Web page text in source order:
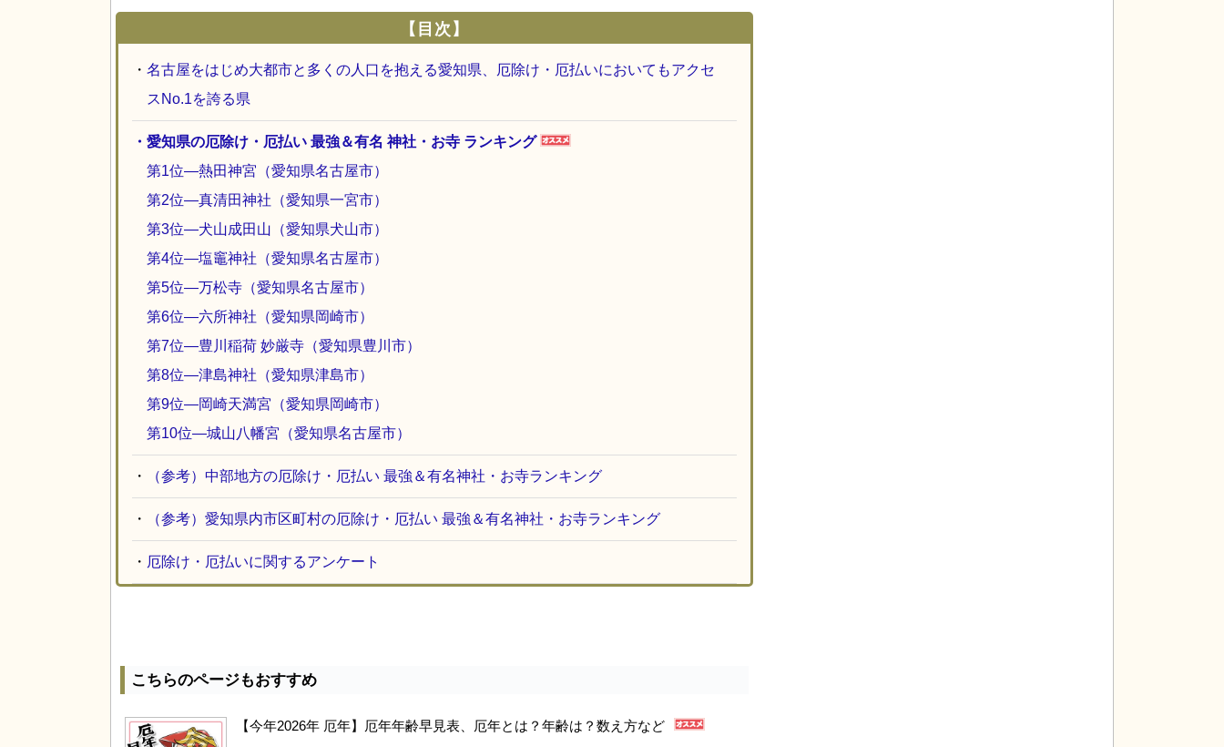
【目次】
・ 名古屋をはじめ大都市と多くの人口を抱える愛知県、厄除け・厄払いにおいてもアクセ
スNo.1を誇る県
・愛知県の厄除け・厄払い 最強＆有名 神社・お寺 ランキング
第1位―熱田神宮（愛知県名古屋市）
第2位―真清田神社（愛知県一宮市）
第3位―犬山成田山（愛知県犬山市）
第4位―塩竈神社（愛知県名古屋市）
第5位―万松寺（愛知県名古屋市）
第6位―六所神社（愛知県岡崎市）
第7位―豊川稲荷 妙厳寺（愛知県豊川市）
第8位―津島神社（愛知県津島市）
第9位―岡崎天満宮（愛知県岡崎市）
第10位―城山八幡宮（愛知県名古屋市）
・ （参考）中部地方の厄除け・厄払い 最強＆有名神社・お寺ランキング
・ （参考）愛知県内市区町村の厄除け・厄払い 最強＆有名神社・お寺ランキング
・ 厄除け・厄払いに関するアンケート
こちらのページもおすすめ
【今年2026年 厄年】厄年年齢早見表、厄年とは？年齢は？数え方など